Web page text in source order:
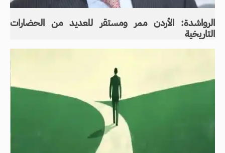
الرواشدة: الأردن ممر ومستقر للعديد من الحضارات
التاريخية